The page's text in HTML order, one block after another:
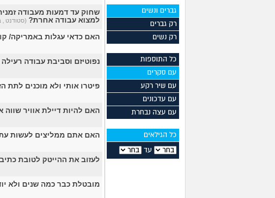
גברים ונשים
רק גברים
רק נשים
כל התוספות
עם סקרים
עם שיר רקע
עם עדכונים
עם עצה נבחרת
כל הגילאים
עד
שחוק עד דמעות מעבודה
למצוא עבודה אחרת? (סטודנט , בן
האם כדאי עגלות באמריקה/
נפוטיזם וסביבת עבודה רעילה
פיטרו אותי ולא מוכנים לתת
האם להיות דיילת אוויר שווה
האם אתם ממליצים לעשות
לעזוב את ההייטק לטובת
מובטלת כבר כמה שנים ולא